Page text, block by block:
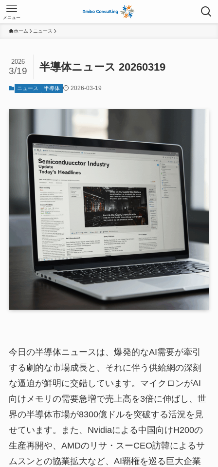
メニュー
ホーム ニュース
半導体ニュース 20260319
2026
3/19
ニュース 半導体 2026-03-19
今日の半導体ニュースは、爆発的なAI需要が牽引
する劇的な市場成長と、それに伴う供給網の深刻
な逼迫が鮮明に交錯しています。マイクロンがAI
向けメモリの需要急増で売上高を3倍に伸ばし、世
界の半導体市場が8300億ドルを突破する活況を見
せています。また、Nvidiaによる中国向けH200の
生産再開や、AMDのリサ・スーCEO訪韓によるサ
ムスンとの協業拡大など、AI覇権を巡る巨大企業